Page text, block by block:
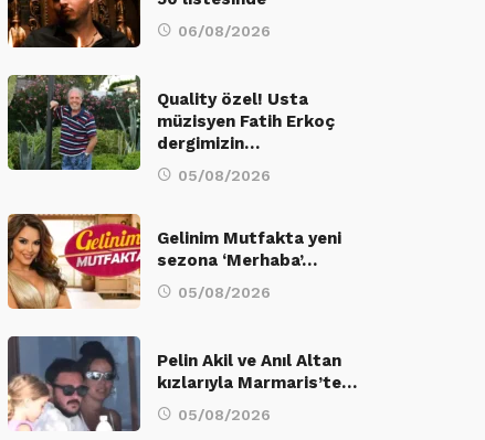
06/08/2026
Quality özel! Usta
müzisyen Fatih Erkoç
dergimizin…
05/08/2026
Gelinim Mutfakta yeni
sezona ‘Merhaba’…
05/08/2026
Pelin Akil ve Anıl Altan
kızlarıyla Marmaris’te…
05/08/2026